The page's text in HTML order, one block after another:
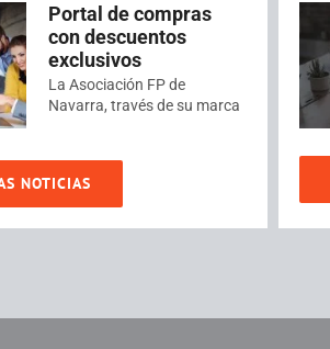
Portal de compras
con descuentos
exclusivos
La Asociación FP de
Navarra, través de su marca
NOTICIAS